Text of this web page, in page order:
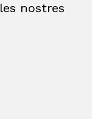
nostres